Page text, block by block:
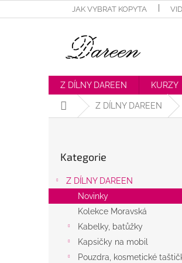
na
JAK VYBRAT KOPYTA
Z DÍLNY DAREEN KURZY
Domů Z DÍLNY DAREEN
a
n
kategorie
Kategorie
Z DÍLNY DAREEN
Novinky
Kolekce Moravská
Kabelky, batůžky
Kapsičky na mobil
Pouzdra, kosmetické